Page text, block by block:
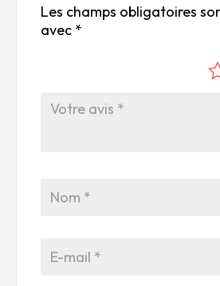
Les champs obligatoires
avec *